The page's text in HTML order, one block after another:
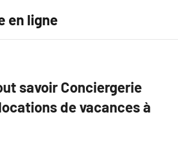
en ligne
savoir Conciergerie
de vacances à